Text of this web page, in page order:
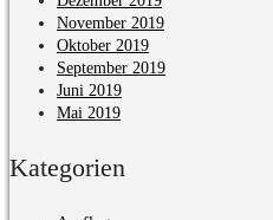
November 2019
Oktober 2019
September 2019
Juni 2019
Mai 2019
Kategorien